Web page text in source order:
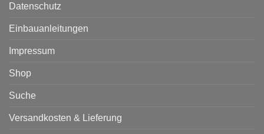
Datenschutz
Einbauanleitungen
Impressum
Shop
Suche
Versandkosten & Lieferung